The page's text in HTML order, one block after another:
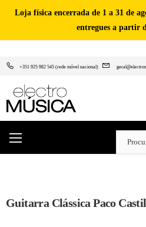
Loja física encerrada de 1 a 31 de
entregues a partir
+351 925 982 545 (rede móvel nacional)
Guitarra Clássica Paco